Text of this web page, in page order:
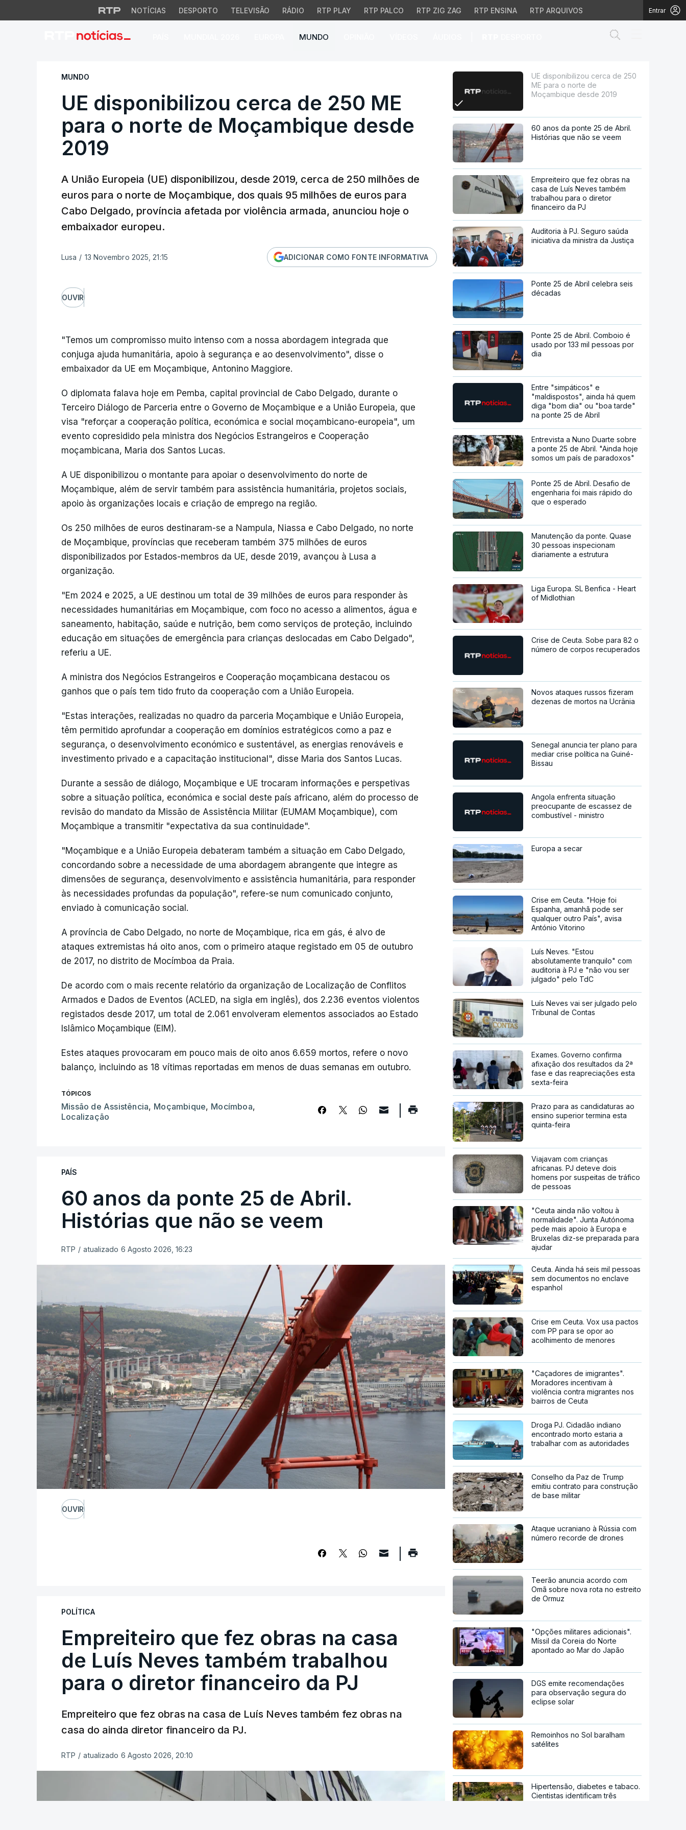
NOTÍCIAS DESPORTO TELEVISÃO RÁDIO RTP PLAY RTP PALCO RTP ZIG ZAG RTP ENSINA RTP ARQUIVOS Entrar
MUNDO
UE disponibilizou cerca de 250 ME para o norte de Moçambique
MUNDO
UE disponibilizou cerca de 250 ME
para o norte de Moçambique desde
2019
A União Europeia (UE) disponibilizou, desde 2019, cerca de 250 milhões de
euros para o norte de Moçambique, dos quais 95 milhões de euros para
Cabo Delgado, província afetada por violência armada, anunciou hoje o
embaixador europeu.
Lusa / 13 Novembro 2025, 21:15 ADICIONAR COMO FONTE INFORMATIVA
OUVIR
"Temos um compromisso muito intenso com a nossa abordagem integrada que
conjuga ajuda humanitária, apoio à segurança e ao desenvolvimento", disse o
embaixador da UE em Moçambique, Antonino Maggiore.
O diplomata falava hoje em Pemba, capital provincial de Cabo Delgado, durante o
Terceiro Diálogo de Parceria entre o Governo de Moçambique e a União Europeia, que
visa "reforçar a cooperação política, económica e social moçambicano-europeia", um
evento copresidido pela ministra dos Negócios Estrangeiros e Cooperação
moçambicana, Maria dos Santos Lucas.
A UE disponibilizou o montante para apoiar o desenvolvimento do norte de
Moçambique, além de servir também para assistência humanitária, projetos sociais,
apoio às organizações locais e criação de emprego na região.
Os 250 milhões de euros destinaram-se a Nampula, Niassa e Cabo Delgado, no norte
de Moçambique, províncias que receberam também 375 milhões de euros
disponibilizados por Estados-membros da UE, desde 2019, avançou à Lusa a
organização.
"Em 2024 e 2025, a UE destinou um total de 39 milhões de euros para responder às
necessidades humanitárias em Moçambique, com foco no acesso a alimentos, água e
saneamento, habitação, saúde e nutrição, bem como serviços de proteção, incluindo
educação em situações de emergência para crianças deslocadas em Cabo Delgado",
referiu a UE.
A ministra dos Negócios Estrangeiros e Cooperação moçambicana destacou os
ganhos que o país tem tido fruto da cooperação com a União Europeia.
"Estas interações, realizadas no quadro da parceria Moçambique e União Europeia,
têm permitido aprofundar a cooperação em domínios estratégicos como a paz e
segurança, o desenvolvimento económico e sustentável, as energias renováveis e
investimento privado e a capacitação institucional", disse Maria dos Santos Lucas.
Durante a sessão de diálogo, Moçambique e UE trocaram informações e perspetivas
sobre a situação política, económica e social deste país africano, além do processo de
revisão do mandato da Missão de Assistência Militar (EUMAM Moçambique), com
Moçambique a transmitir "expectativa da sua continuidade".
"Moçambique e a União Europeia debateram também a situação em Cabo Delgado,
concordando sobre a necessidade de uma abordagem abrangente que integre as
dimensões de segurança, desenvolvimento e assistência humanitária, para responder
às necessidades profundas da população", refere-se num comunicado conjunto,
enviado à comunicação social.
A província de Cabo Delgado, no norte de Moçambique, rica em gás, é alvo de
ataques extremistas há oito anos, com o primeiro ataque registado em 05 de outubro
de 2017, no distrito de Mocímboa da Praia.
De acordo com o mais recente relatório da organização de Localização de Conflitos
Armados e Dados de Eventos (ACLED, na sigla em inglês), dos 2.236 eventos violentos
registados desde 2017, um total de 2.061 envolveram elementos associados ao Estado
Islâmico Moçambique (EIM).
Estes ataques provocaram em pouco mais de oito anos 6.659 mortos, refere o novo
balanço, incluindo as 18 vítimas reportadas em menos de duas semanas em outubro.
TÓPICOS
Missão de Assistência, Moçambique, Mocímboa,
Localização
PAÍS
60 anos da ponte 25 de Abril.
Histórias que não se veem
RTP / atualizado 6 Agosto 2026, 16:23
OUVIR
POLÍTICA
Empreiteiro que fez obras na casa
de Luís Neves também trabalhou
para o diretor financeiro da PJ
Empreiteiro que fez obras na casa de Luís Neves também fez obras na
casa do ainda diretor financeiro da PJ.
RTP / atualizado 6 Agosto 2026, 20:10
UE disponibilizou cerca de 250
ME para o norte de
Moçambique desde 2019
60 anos da ponte 25 de Abril.
Histórias que não se veem
Empreiteiro que fez obras na
casa de Luís Neves também
trabalhou para o diretor
financeiro da PJ
Auditoria à PJ. Seguro saúda
iniciativa da ministra da Justiça
Ponte 25 de Abril celebra seis
décadas
Ponte 25 de Abril. Comboio é
usado por 133 mil pessoas por
dia
Entre "simpáticos" e
"maldispostos", ainda há quem
diga "bom dia" ou "boa tarde"
na ponte 25 de Abril
Entrevista a Nuno Duarte sobre
a ponte 25 de Abril. "Ainda hoje
somos um país de paradoxos"
Ponte 25 de Abril. Desafio de
engenharia foi mais rápido do
que o esperado
Manutenção da ponte. Quase
30 pessoas inspecionam
diariamente a estrutura
Liga Europa. SL Benfica - Heart
of Midlothian
Crise de Ceuta. Sobe para 82 o
número de corpos recuperados
Novos ataques russos fizeram
dezenas de mortos na Ucrânia
Senegal anuncia ter plano para
mediar crise política na Guiné-
Bissau
Angola enfrenta situação
preocupante de escassez de
combustível - ministro
Europa a secar
Crise em Ceuta. "Hoje foi
Espanha, amanhã pode ser
qualquer outro País", avisa
António Vitorino
Luís Neves. "Estou
absolutamente tranquilo" com
auditoria à PJ e "não vou ser
julgado" pelo TdC
Luís Neves vai ser julgado pelo
Tribunal de Contas
Exames. Governo confirma
afixação dos resultados da 2ª
fase e das reapreciações esta
sexta-feira
Prazo para as candidaturas ao
ensino superior termina esta
quinta-feira
Viajavam com crianças
africanas. PJ deteve dois
homens por suspeitas de tráfico
de pessoas
"Ceuta ainda não voltou à
normalidade". Junta Autónoma
pede mais apoio à Europa e
Bruxelas diz-se preparada para
ajudar
Ceuta. Ainda há seis mil pessoas
sem documentos no enclave
espanhol
Crise em Ceuta. Vox usa pactos
com PP para se opor ao
acolhimento de menores
"Caçadores de imigrantes".
Moradores incentivam à
violência contra migrantes nos
bairros de Ceuta
Droga PJ. Cidadão indiano
encontrado morto estaria a
trabalhar com as autoridades
Conselho da Paz de Trump
emitiu contrato para construção
de base militar
Ataque ucraniano à Rússia com
número recorde de drones
Teerão anuncia acordo com
Omã sobre nova rota no estreito
de Ormuz
"Opções militares adicionais".
Míssil da Coreia do Norte
apontado ao Mar do Japão
DGS emite recomendações
para observação segura do
eclipse solar
Remoinhos no Sol baralham
satélites
Hipertensão, diabetes e tabaco.
Cientistas identificam três